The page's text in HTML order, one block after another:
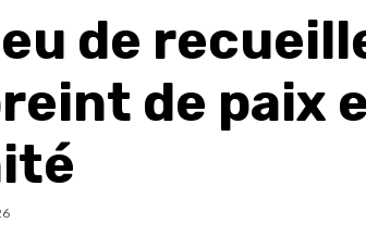
de
de paix